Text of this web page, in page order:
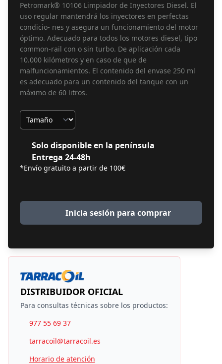
Petromark® 10106 Limpiador de Inyectores Diesel. El
uso regular mantendrá los inyectores en perfectas
condicio- nes y asegura un funcionamiento del motor
óptimo. Adecuado para todos los motores diesel, tipo
common-rail con o sin turbo. De aplicación cada
10.000 kilómetros y en caso de que de
malfuncionamientos. El contenido del envase 250 ml
es adecuado para un contenido del tanque con un
máximo de 60 litros.
Tamaño
Solo disponible en la península
Entrega 24-48h
*Envío gratuito a partir de 100€
Inicia sesión para comprar
DISTRIBUIDOR OFICIAL
Para consultas técnicas sobre los productos:
977 55 69 37
tarracoil@tarracoil.es
Horario de atención